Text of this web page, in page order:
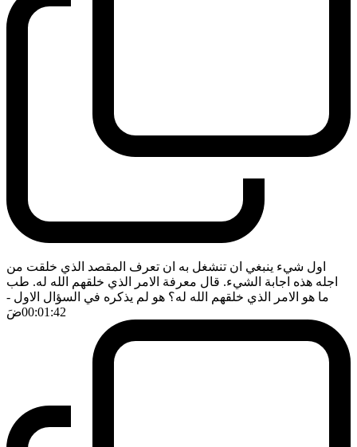
اول شيء ينبغي ان تنشغل به ان تعرف المقصد الذي خلقت من
اجله هذه اجابة الشيء. قال معرفة الامر الذي خلقهم الله له. طب
ما هو الامر الذي خلقهم الله له؟ هو لم يذكره في السؤال الاول -
00:01:42ضَ